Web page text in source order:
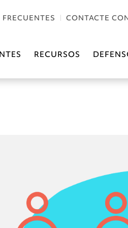
CONTACTE
RECURSOS